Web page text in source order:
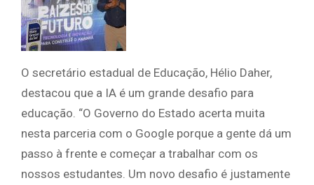
O secretário estadual de Educação, Hélio Daher,
destacou que a IA é um grande desafio para
educação. “O Governo do Estado acerta muita
nesta parceria com o Google porque a gente dá um
passo à frente e começar a trabalhar com os
nossos estudantes. Um novo desafio é justamente